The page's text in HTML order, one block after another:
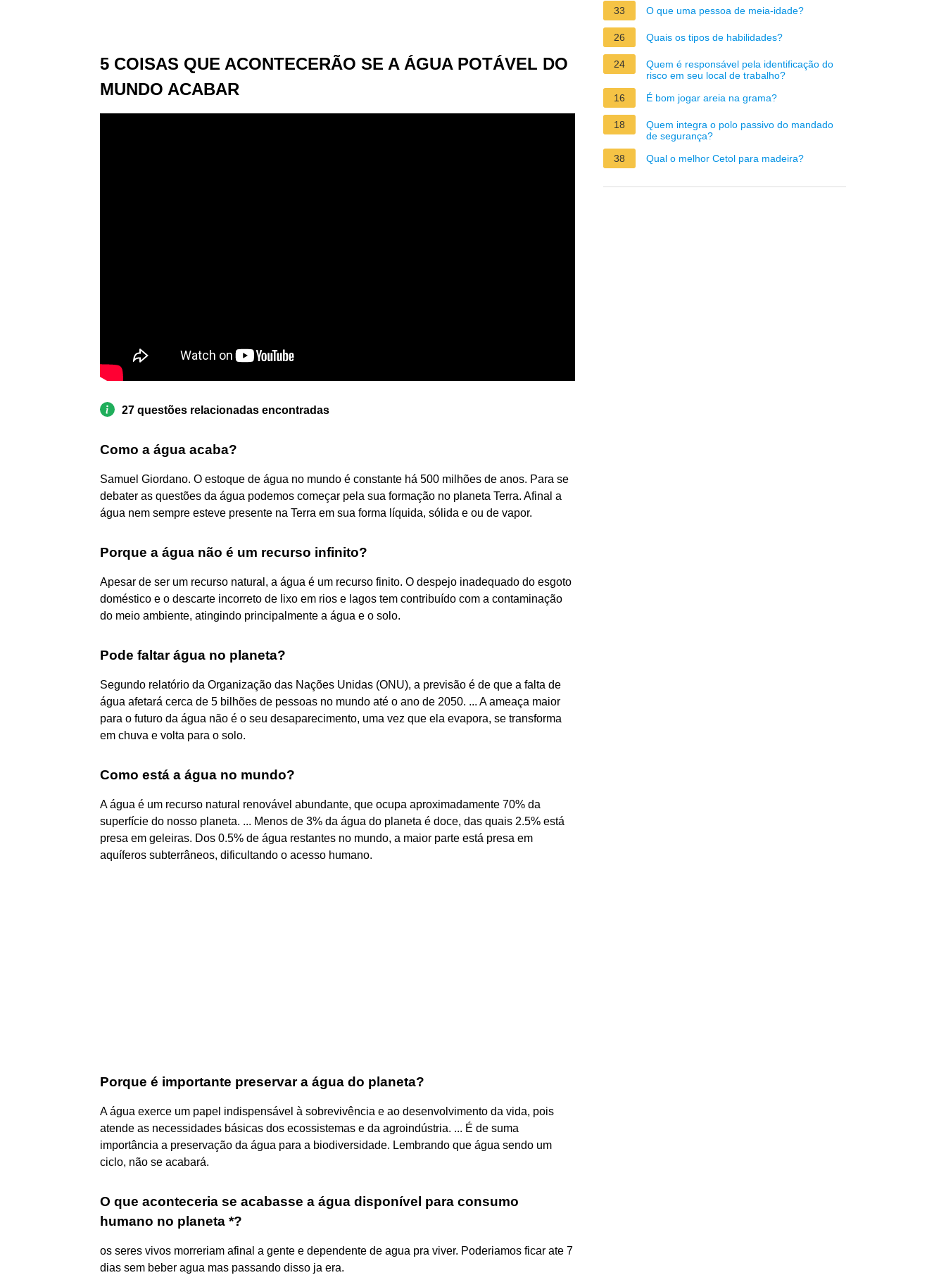
5 COISAS QUE ACONTECERÃO SE A ÁGUA POTÁVEL DO
MUNDO ACABAR
27 questões relacionadas encontradas
Como a água acaba?
Samuel Giordano. O estoque de água no mundo é constante há 500 milhões de anos. Para se
debater as questões da água podemos começar pela sua formação no planeta Terra. Afinal a
água nem sempre esteve presente na Terra em sua forma líquida, sólida e ou de vapor.
Porque a água não é um recurso infinito?
Apesar de ser um recurso natural, a água é um recurso finito. O despejo inadequado do esgoto
doméstico e o descarte incorreto de lixo em rios e lagos tem contribuído com a contaminação
do meio ambiente, atingindo principalmente a água e o solo.
Pode faltar água no planeta?
Segundo relatório da Organização das Nações Unidas (ONU), a previsão é de que a falta de
água afetará cerca de 5 bilhões de pessoas no mundo até o ano de 2050. ... A ameaça maior
para o futuro da água não é o seu desaparecimento, uma vez que ela evapora, se transforma
em chuva e volta para o solo.
Como está a água no mundo?
A água é um recurso natural renovável abundante, que ocupa aproximadamente 70% da
superfície do nosso planeta. ... Menos de 3% da água do planeta é doce, das quais 2.5% está
presa em geleiras. Dos 0.5% de água restantes no mundo, a maior parte está presa em
aquíferos subterrâneos, dificultando o acesso humano.
Porque é importante preservar a água do planeta?
A água exerce um papel indispensável à sobrevivência e ao desenvolvimento da vida, pois
atende as necessidades básicas dos ecossistemas e da agroindústria. ... É de suma
importância a preservação da água para a biodiversidade. Lembrando que água sendo um
ciclo, não se acabará.
O que aconteceria se acabasse a água disponível para consumo
humano no planeta *?
os seres vivos morreriam afinal a gente e dependente de agua pra viver. Poderiamos ficar ate 7
dias sem beber agua mas passando disso ja era.
33 O que uma pessoa de meia-idade?
26 Quais os tipos de habilidades?
24
Quem é responsável pela identificação do
risco em seu local de trabalho?
16
É bom jogar areia na grama?
18
Quem integra o polo passivo do mandado
de segurança?
38
Qual o melhor Cetol para madeira?